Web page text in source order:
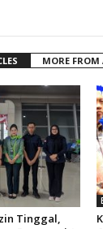
MORE
Tinggal,